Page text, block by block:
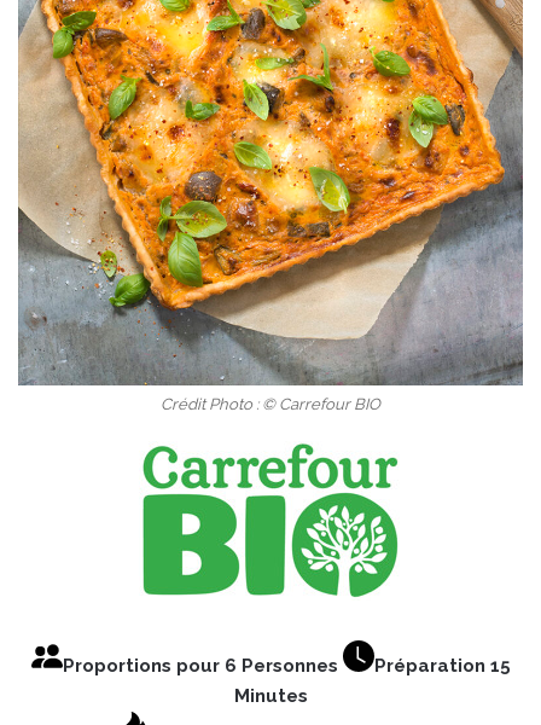
Crédit Photo : © Carrefour BIO
Proportions pour 6 Personnes
Préparation 15
Minutes